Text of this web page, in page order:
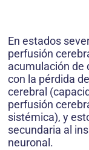
En estados
perfusión
acumulación de
con la pérdida
cerebral
perfusión
sistémica), y
secundaria al
neuronal.